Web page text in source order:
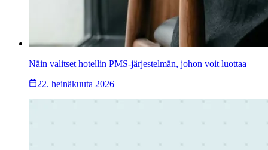
Näin valitset hotellin PMS-järjestelmän, johon voit luottaa
22. heinäkuuta 2026